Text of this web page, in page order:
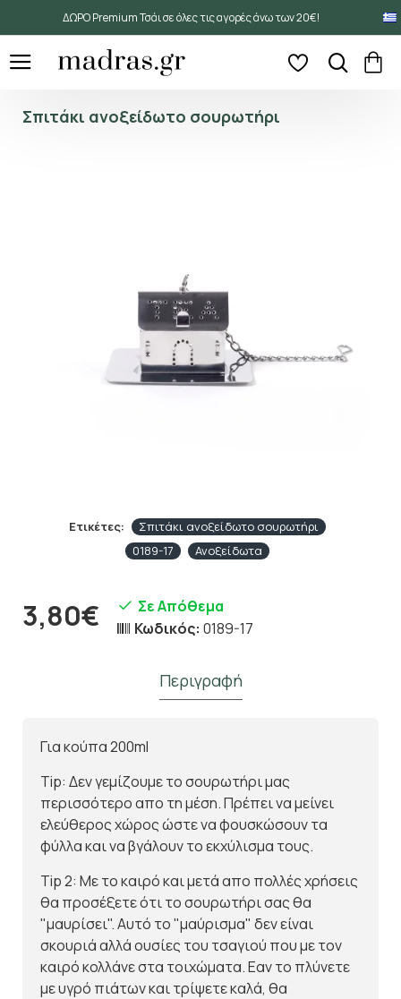
ΔΩΡΟ Premium Τσάι σε όλες τις αγορές άνω των 20€!
Σπιτάκι ανοξείδωτο σουρωτήρι
Ετικέτες:
Σπιτάκι ανοξείδωτο σουρωτήρι
0189-17
Ανοξείδωτα
3,80€
Σε Απόθεμα
Κωδικός: 0189-17
Περιγραφή
Για κούπα 200ml
Tip: Δεν γεμίζουμε το σουρωτήρι μας
περισσότερο απο τη μέση. Πρέπει να μείνει
ελεύθερος χώρος ώστε να φουσκώσουν τα
φύλλα και να βγάλουν το εκχύλισμα τους.
Tip 2: Με το καιρό και μετά απο πολλές χρήσεις
θα προσέξετε ότι το σουρωτήρι σας θα
"μαυρίσει". Αυτό το "μαύρισμα" δεν είναι
σκουριά αλλά ουσίες του τσαγιού που με τον
καιρό κολλάνε στα τοιχώματα. Εαν το πλύνετε
με υγρό πιάτων και τρίψετε καλά, θα